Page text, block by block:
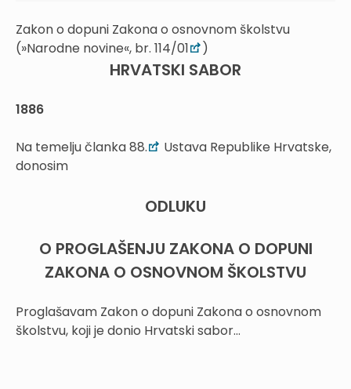
Zakon o dopuni Zakona o osnovnom školstvu
(»Narodne novine«, br. 114/01
)
HRVATSKI SABOR
1886
Na temelju članka 88.
Ustava Republike Hrvatske,
donosim
ODLUKU
O PROGLAŠENJU ZAKONA O DOPUNI
ZAKONA O OSNOVNOM ŠKOLSTVU
Proglašavam Zakon o dopuni Zakona o osnovnom
školstvu, koji je donio Hrvatski sabor...